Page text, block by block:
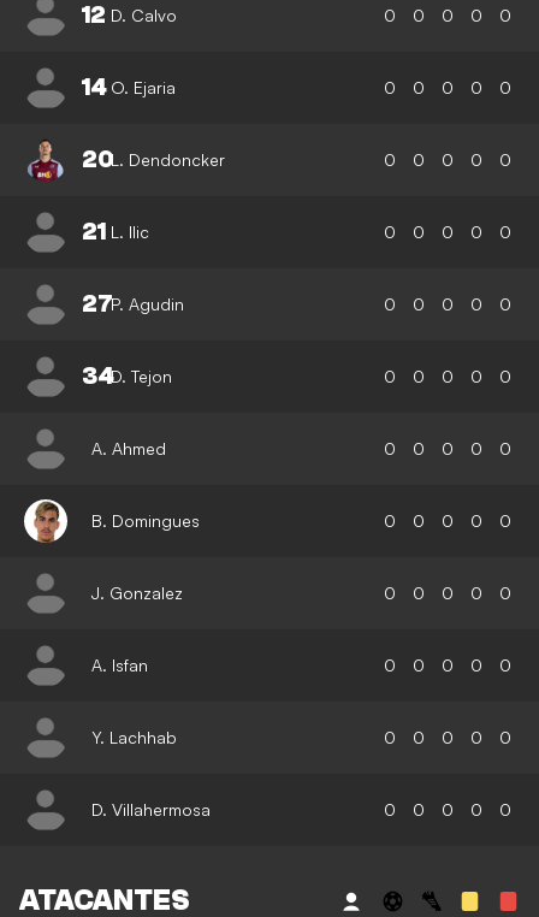
12 D. Calvo 0 0 0 0 0
14 O. Ejaria 0 0 0 0 0
20L. Dendoncker 0 0 0 0 0
21 L. Ilic 0 0 0 0 0
27P. Agudin 0 0 0 0 0
34D. Tejon 0 0 0 0 0
A. Ahmed 0 0 0 0 0
B. Domingues 0 0 0 0 0
J. Gonzalez 0 0 0 0 0
A. Isfan 0 0 0 0 0
Y. Lachhab 0 0 0 0 0
D. Villahermosa 0 0 0 0 0
ATACANTES